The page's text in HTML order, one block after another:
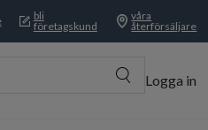
bli
företagskund
våra
återförsäljare
Logga in